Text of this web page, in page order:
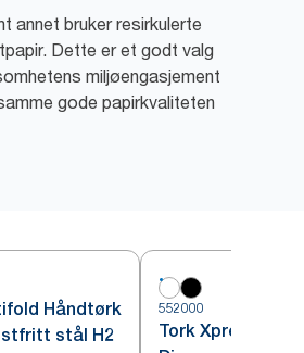
annet bruker resirkulerte
Dette er et godt valg
miljøengasjement
gode papirkvaliteten
Håndtørk
stål H2
552000
Tork Xpress®